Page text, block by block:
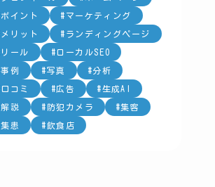
ポイント マーケティング
メリット ランディングページ
リール ローカルSEO
事例 写真 分析
口コミ 広告 生成AI
解説 防犯カメラ 集客
集患 飲食店